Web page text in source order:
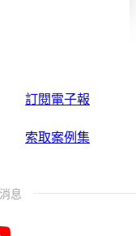
訂閱電子報
索取案例集
息